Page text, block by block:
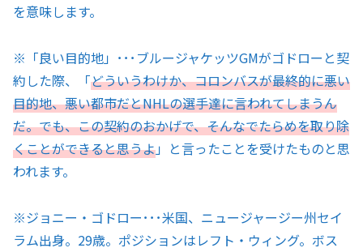
を意味します。
※「良い目的地」･･･ブルージャケッツGMがゴドローと契
約した際、「どういうわけか、コロンバスが最終的に悪い
目的地、悪い都市だとNHLの選手達に言われてしまうん
だ。でも、この契約のおかげで、そんなでたらめを取り除
くことができると思うよ」と言ったことを受けたものと思
われます。
※ジョニー・ゴドロー･･･米国、ニュージャージー州セイ
ラム出身。29歳。ポジションはレフト・ウィング。ボス